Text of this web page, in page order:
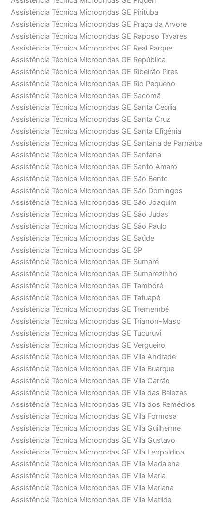
Assistência Técnica Microondas GE Pirituba
Assistência Técnica Microondas GE Praça da Árvore
Assistência Técnica Microondas GE Raposo Tavares
Assistência Técnica Microondas GE Real Parque
Assistência Técnica Microondas GE República
Assistência Técnica Microondas GE Ribeirão Pires
Assistência Técnica Microondas GE Rio Pequeno
Assistência Técnica Microondas GE Sacomã
Assistência Técnica Microondas GE Santa Cecília
Assistência Técnica Microondas GE Santa Cruz
Assistência Técnica Microondas GE Santa Efigênia
Assistência Técnica Microondas GE Santana de Parnaíba
Assistência Técnica Microondas GE Santana
Assistência Técnica Microondas GE Santo Amaro
Assistência Técnica Microondas GE São Bento
Assistência Técnica Microondas GE São Domingos
Assistência Técnica Microondas GE São Joaquim
Assistência Técnica Microondas GE São Judas
Assistência Técnica Microondas GE São Paulo
Assistência Técnica Microondas GE Saúde
Assistência Técnica Microondas GE SP
Assistência Técnica Microondas GE Sumaré
Assistência Técnica Microondas GE Sumarezinho
Assistência Técnica Microondas GE Tamboré
Assistência Técnica Microondas GE Tatuapé
Assistência Técnica Microondas GE Tremembé
Assistência Técnica Microondas GE Trianon-Masp
Assistência Técnica Microondas GE Tucuruvi
Assistência Técnica Microondas GE Vergueiro
Assistência Técnica Microondas GE Vila Andrade
Assistência Técnica Microondas GE Vila Buarque
Assistência Técnica Microondas GE Vila Carrão
Assistência Técnica Microondas GE Vila das Belezas
Assistência Técnica Microondas GE Vila dos Remédios
Assistência Técnica Microondas GE Vila Formosa
Assistência Técnica Microondas GE Vila Guilherme
Assistência Técnica Microondas GE Vila Gustavo
Assistência Técnica Microondas GE Vila Leopoldina
Assistência Técnica Microondas GE Vila Madalena
Assistência Técnica Microondas GE Vila Maria
Assistência Técnica Microondas GE Vila Mariana
Assistência Técnica Microondas GE Vila Matilde